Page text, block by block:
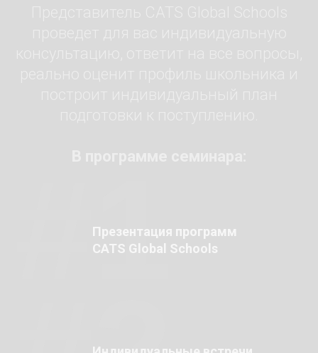
Презентация программ
CATS Global Schools
#1